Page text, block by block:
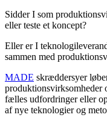
Sidder I som
eller teste et koncept?
Eller er I
sammen med
MADE skræddersyer
produktionsvirksomheder
fælles udfordringer eller
af nye teknologier og